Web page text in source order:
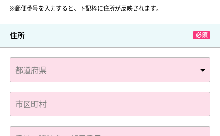
※郵便番号を入力すると、下記枠に住所が反映されます。
住所